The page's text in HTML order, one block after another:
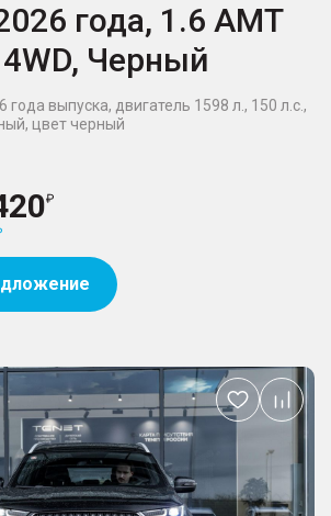
года, 1.6 AMT
Черный
года выпуска, двигатель 1598 л., 150 л.с.,
цвет черный
Добавить
в
избранное